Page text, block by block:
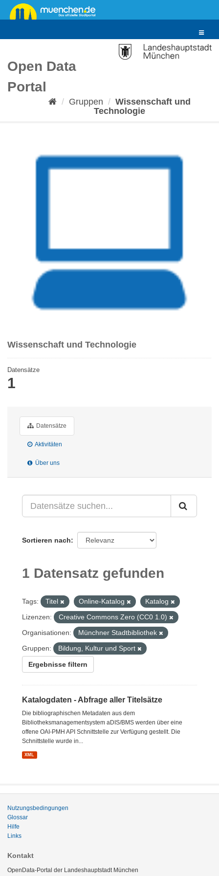
Überspringen
zum
Toggle
Open Data
Portal
Gruppen
Wissenschaft und
Technologie
Wissenschaft und Technologie
Datensätze
1
Datensätze
Aktivitäten
Über uns
Sortieren nach
1 Datensatz gefunden
Tags: Titel Online-Katalog
Katalog
Lizenzen:
Creative Commons Zero (CC0 1.0)
Organisationen:
Münchner Stadtbibliothek
Gruppen:
Bildung, Kultur und Sport
Ergebnisse filtern
Katalogdaten - Abfrage aller Titelsätze
Die bibliographischen Metadaten aus dem
Bibliotheksmanagementsystem aDIS/BMS werden über eine
offene OAI-PMH API Schnittstelle zur Verfügung gestellt. Die
Schnittstelle wurde in...
XML
Nutzungsbedingungen
Glossar
Hilfe
Links
Kontakt
OpenData-Portal der Landeshauptstadt München